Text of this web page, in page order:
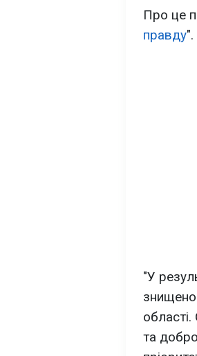
Про це
правду".
"У
знищено
та